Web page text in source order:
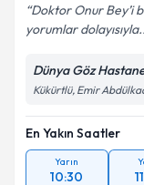
Doktor Onur Bey’i
yorumlar
Dünya Göz
Kükürtlü, Emir
En Yakın Saatler
Yarın
10:30